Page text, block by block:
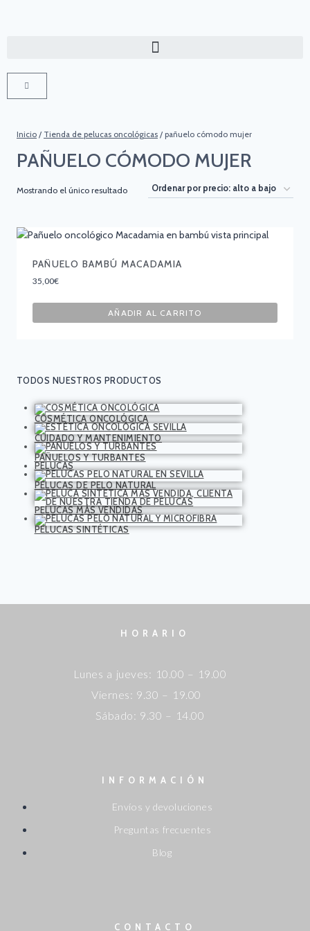
Inicio / Tienda de pelucas oncológicas / pañuelo cómodo mujer
PAÑUELO CÓMODO MUJER
Mostrando el único resultado
PAÑUELO BAMBÚ MACADAMIA
35,00€
AÑADIR AL CARRITO
TODOS NUESTROS PRODUCTOS
COSMÉTICA ONCOLÓGICA
CUIDADO Y MANTENIMIENTO
PAÑUELOS Y TURBANTES
PELUCAS
PELUCAS DE PELO NATURAL
PELUCAS MÁS VENDIDAS
PELUCAS SINTÉTICAS
HORARIO
Lunes a jueves: 10.00 – 19.00
Viernes: 9.30 – 19.00
Sábado: 9.30 – 14.00
INFORMACIÓN
Envíos y devoluciones
Preguntas frecuentes
Blog
CONTACTO